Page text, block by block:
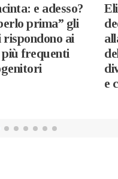
e adesso?
prima” gli
rispondono ai
più frequenti
e